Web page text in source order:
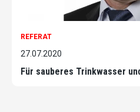
REFERAT
27.07.2020
Für sauberes Trinkwasser